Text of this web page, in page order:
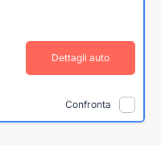
Dettagli auto
Confronta